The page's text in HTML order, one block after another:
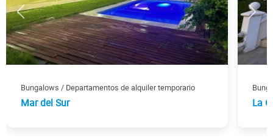
Bungalows / Departamentos de alquiler temporario
Mar del Sur La